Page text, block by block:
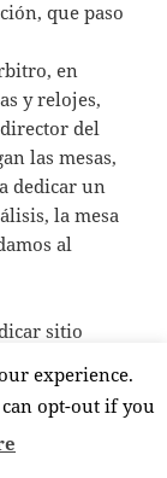
que paso
en
y relojes,
del
las mesas,
dedicar un
la mesa
al
sitio
delegado.
atenderán
delegado de
experience.
opt-out if you